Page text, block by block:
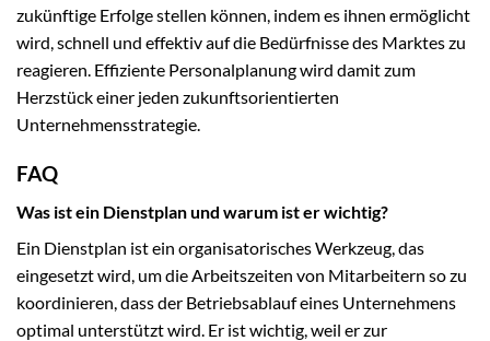
zukünftige Erfolge stellen können, indem es ihnen ermöglicht
wird, schnell und effektiv auf die Bedürfnisse des Marktes zu
reagieren. Effiziente Personalplanung wird damit zum
Herzstück einer jeden zukunftsorientierten
Unternehmensstrategie.
FAQ
Was ist ein Dienstplan und warum ist er wichtig?
Ein Dienstplan ist ein organisatorisches Werkzeug, das
eingesetzt wird, um die Arbeitszeiten von Mitarbeitern so zu
koordinieren, dass der Betriebsablauf eines Unternehmens
optimal unterstützt wird. Er ist wichtig, weil er zur